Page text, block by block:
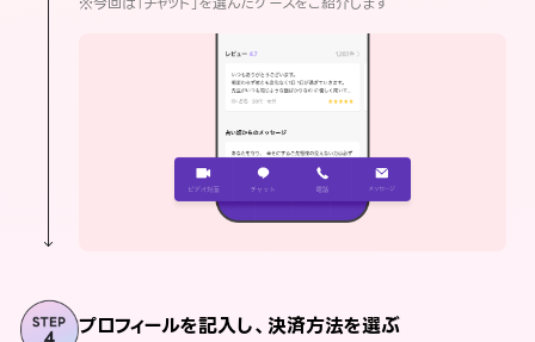
プロフィールを記入し、決済方法を選ぶ